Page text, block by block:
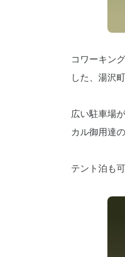
した、湯沢
カル御用達